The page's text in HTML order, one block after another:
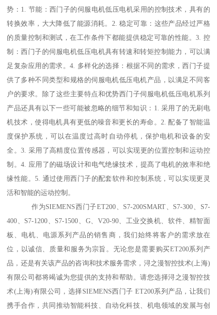
势：1. 节能：西门子的伺服电机低压电机采用的控制技术，具有的
转换效率，大大降低了能源消耗。2. 稳定可靠：这些产品经过严格
的质量控制和测试，在工作条件下都能提供稳定可靠的性能。3. 控
制：西门子的伺服电机低压电机具有转速和转矩控制能力，可以满
足复杂应用的需求。4. 多样化的选择：根据不同的需求，西门子提
供了多种不同类型和规格的伺服电机低压电机产品，以满足不同客
户的要求。除了这些主要特点和优势西门子伺服电机低压电机系列
产品还具有以下一些可能被忽略的细节和知识：1. 采用了的无刷电
机技术，使得电机具有更低的噪音和更长的寿命。2. 配备了智能温
度保护系统，可以在温度过高时自动停机，保护电机和设备的安
全。3. 采用了高精度位置传感器，可以实现更的位置控制和运动控
制。4. 应用了的磁场设计和电气绝缘技术，提髙了电机的效率和绝
缘性能。5. 通过使用西门子的配套软件和控制系统，可以实现更灵
活和智能的运动控制。
作为SIEMENS西门子ET200、S7-200SMART、S7-300、S7-
400、S7-1200、S7-1500、G、V20-90、工业交换机、软件、精智面
板、电机、电源系列产品的销售商，我们始终将客户的需求放在
位，以诚信、质量和服务为宗旨。无论您是需要购买ET200系列产
品，还是有关该产品的咨询和技术服务需求，浔之漫智控技术(上海)
有限公司都将竭诚为您提供的支持和帮助。请您选择浔之漫智控技
术(上海)有限公司，选择SIEMENS西门子 ET200系列产品，让我们
携手合作，共同推动智能科技、自动化科技、机电领域的发展与创